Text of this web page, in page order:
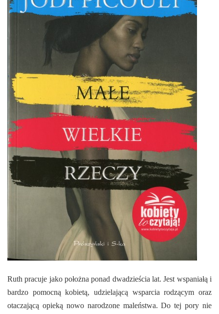
NAJBLIŻSZE WYDARZENIA
WYDARZYŁO SIĘ
NASZA OFERTA
STREFA WIEDZY O REGIONIE
STREFA KOLORU
FORMY STAŁE
NASZE FILIE
POLECANE STRONY
WYDARZENIA KULTURALNE
E-INFORMATOR
O NAS
Ruth pracuje jako położna ponad dwadzieścia lat. Jest wspaniałą i
bardzo pomocną kobietą, udzielającą wsparcia rodzącym oraz
otaczającą opieką nowo narodzone maleństwa. Do tej pory nie